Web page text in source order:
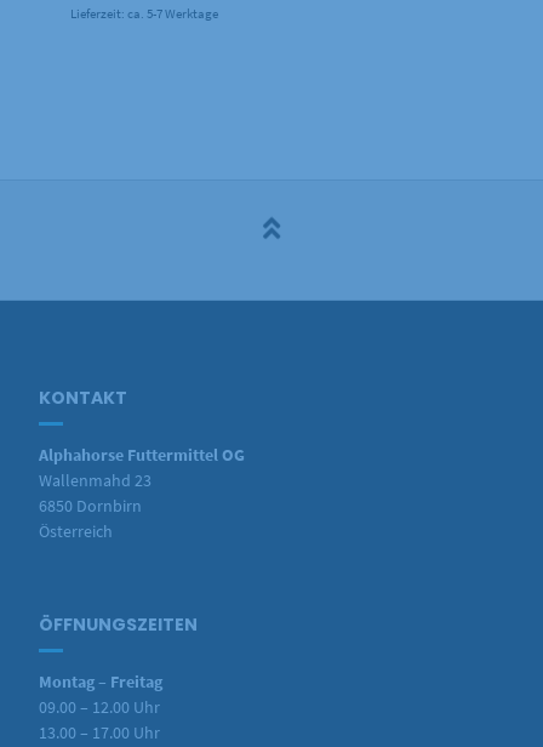
Lieferzeit: ca. 5-7 Werktage
KONTAKT
Alphahorse Futtermittel OG
Wallenmahd 23
6850 Dornbirn
Österreich
ÖFFNUNGSZEITEN
Montag – Freitag
09.00 – 12.00 Uhr
13.00 – 17.00 Uhr